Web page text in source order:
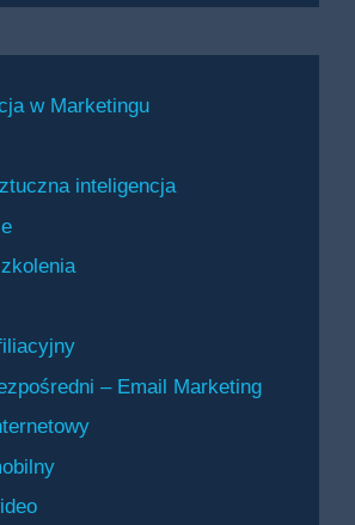
w Marketingu
inteligencja
– Email Marketing